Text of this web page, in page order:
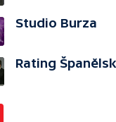
Studio Burza
Rating